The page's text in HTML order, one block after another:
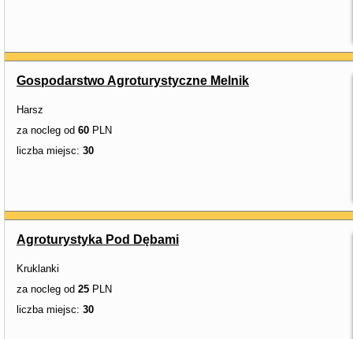
Gospodarstwo Agroturystyczne Melnik
Harsz
za nocleg od 60 PLN
liczba miejsc: 30
Agroturystyka Pod Dębami
Kruklanki
za nocleg od 25 PLN
liczba miejsc: 30